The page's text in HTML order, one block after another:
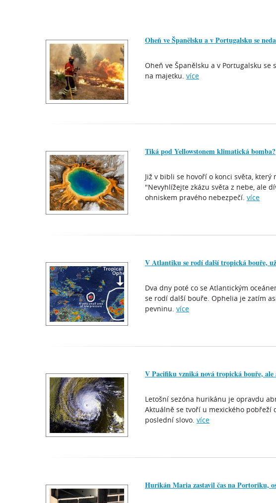
Oheň ve Španělsku a v Portugalsku se
Oheň ve Španělsku a v Portugalsku
na majetku. více
Tiká pod Yellowstonem klimatická bomba?
Již v bibli se hovoří o konci světa,
"Nevyhlížejte zkázu světa z nebe, ale
ohniskem pravého nebezpečí. více
V Atlantiku se rodí další tropická bouře,
Dva dny poté co se Atlantickým
se rodí další bouře. Ophelia je zatím
pevninu. více
V Pacifiku vzniká nová tropická bouře,
Letošní sezóna hurikánu je opravdu
Aktuálně se tvoří u mexického pobřeží
poslední slovo. více
Hurikán Maria zastavil čas na Portoriku,